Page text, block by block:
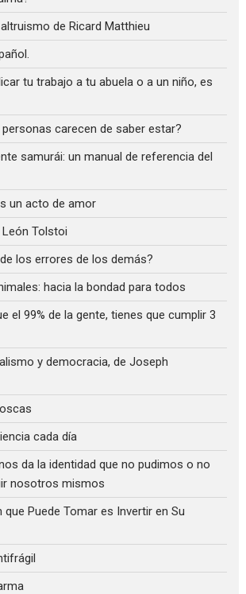
de Ricard Matthieu
tu trabajo a tu abuela o a un niño, es
carecen de saber estar?
samurái: un manual de referencia del
un acto de amor
León Tolstoi
los errores de los demás?
hacia la bondad para todos
el 99% de la gente, tienes que cumplir 3
y democracia, de Joseph
cada día
da la identidad que no pudimos o no
nosotros mismos
que Puede Tomar es Invertir en Su